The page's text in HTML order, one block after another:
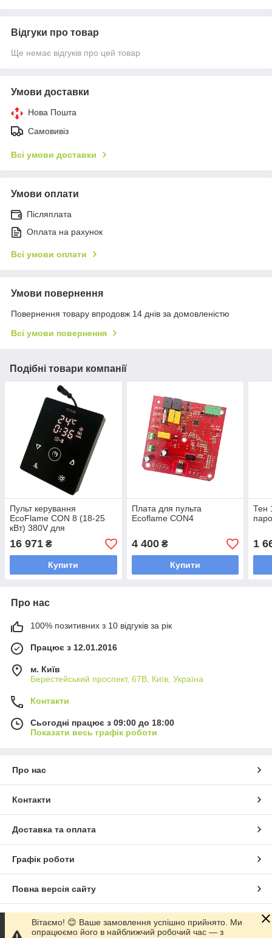
Відгуки про товар
Ще немає відгуків про цей товар
Умови доставки
Нова Пошта
Самовивіз
Всі умови доставки
Умови оплати
Післяплата
Оплата на рахунок
Всі умови оплати
Умови повернення
Повернення товару впродовж 14 днів за домовленістю
Всі умови повернення
Подібні товари компанії
Пульт керування
EcoFlame CON 8 (18-25
кВт) 380V для
електрокам'янок
16 971 ₴
Купити
Плата для пульта
Ecoflame CON4
4 400₴
Купити
Тен
1
Про нас
100% позитивних з 10 відгуків за рік
Працює з 12.01.2016
м. Київ
Берестейський проспект, 67В, Київ, Україна
Контакти
Сьогодні працює з 09:00 до 18:00
Показати весь графік роботи
Про нас
Контакти
Доставка та оплата
Графік роботи
Повна версія сайту
Сайт створено на маркетплейсі Prom.ua
Вітаємо! 😊 Ваше замовлення успішно прийнято. Ми
опрацюємо його в найближчий робочий час — з